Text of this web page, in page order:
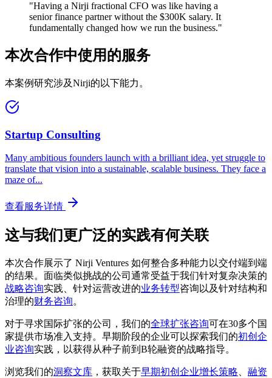
"Having a Nirji fractional CFO was like having a
senior finance partner without the $300K salary. It
fundamentally changed how we run the business."
本次合作中使用的服务
本案例研究涉及Nirji的以下能力。
Startup Consulting
Many ambitious founders launch with a brilliant idea, yet struggle to
translate that vision into a sustainable, scalable business. They face a
maze of...
查看服务详情
这与我们更广泛的实践有何关联
本次合作展示了 Nirji Ventures 如何整合多种能力以交付端到端
的结果。面临类似挑战的公司通常受益于我们针对复杂决策的
战略咨询实践、针对运营改进的业务转型咨询以及针对结构和
治理的财务咨询。
对于寻求国际扩张的公司，我们的全球扩张咨询可在30多个国
家提供市场准入支持。早期阶段的企业可以探索我们的初创企
业咨询实践，以获得从种子前到B轮融资的战略指导。
浏览我们的洞察文库 ，获取关于早期初创企业增长策略
融资